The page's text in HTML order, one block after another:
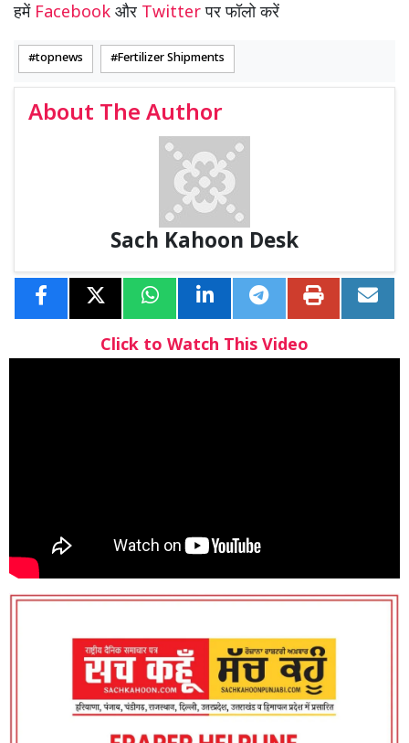
हमें Facebook और Twitterपर फॉलो करें
topnews Fertilizer Shipments
About The Author
Sach Kahoon Desk
Click to Watch This Video